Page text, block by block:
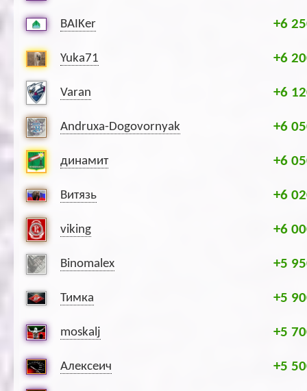
BAIKer +6
Yuka71 +6
Varan +6
Andruxa-Dogovornyak +6
динамит +6
Витязь +6
viking +6
Binomalex +5
Тимка +5
moskalj +5
Алексеич +5